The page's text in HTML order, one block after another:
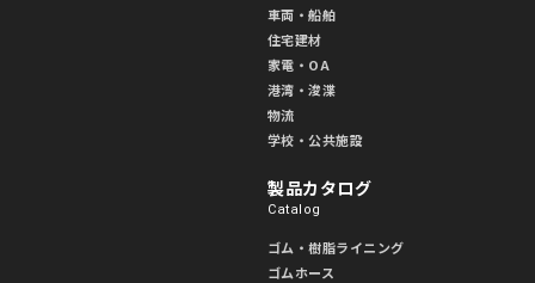
車両・船舶
住宅建材
家電・OA
港湾・浚渫
物流
学校・公共施設
製品カタログ
Catalog
ゴム・樹脂ライニング
ゴムホース